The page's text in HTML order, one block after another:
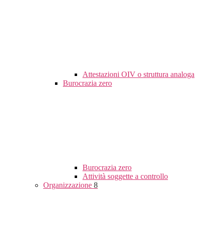
Attestazioni OIV o struttura analoga
Burocrazia zero
Burocrazia zero
Attività soggette a controllo
Organizzazione 8